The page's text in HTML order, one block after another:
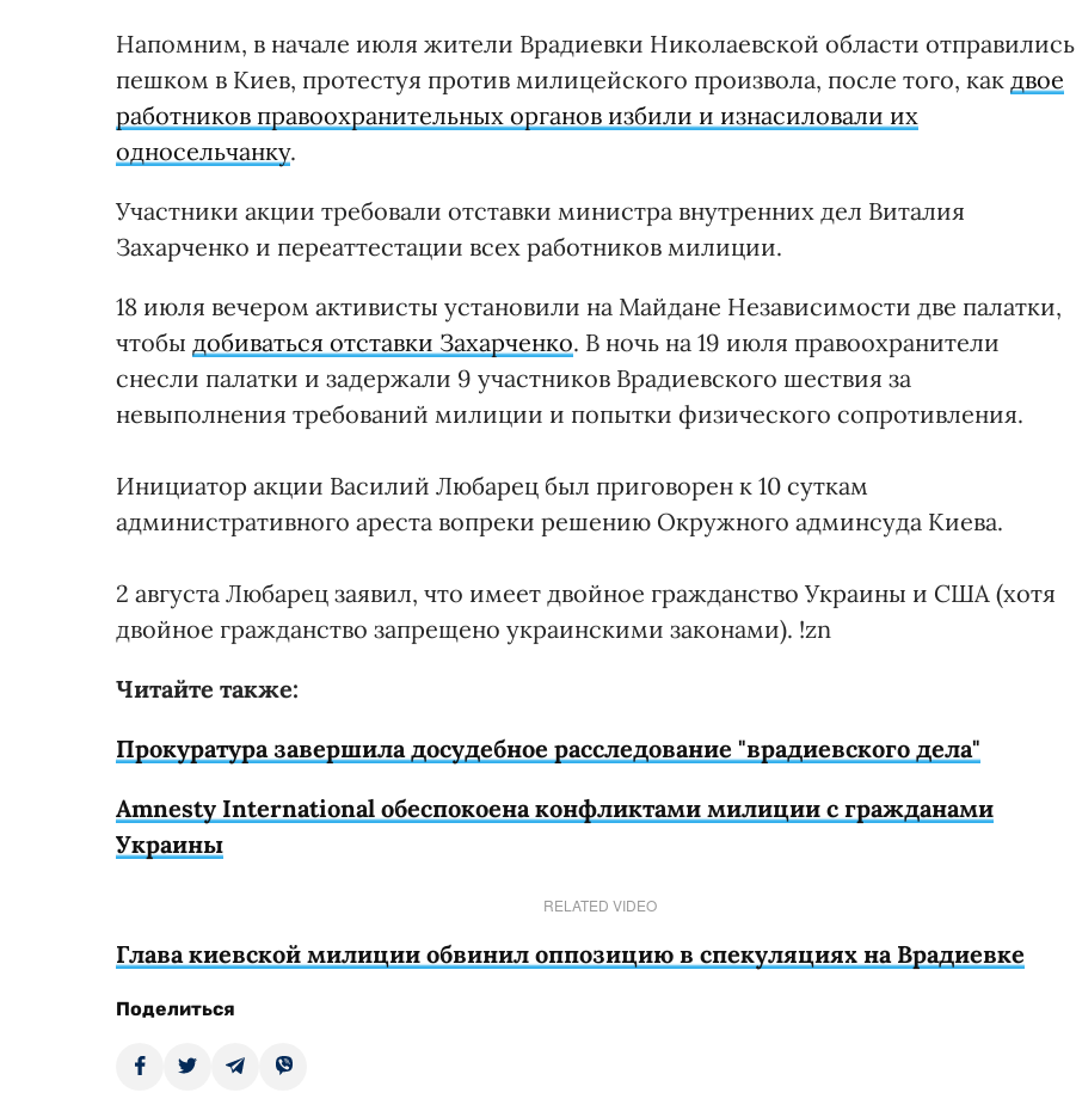
Напомним, в начале июля жители Врадиевки Николаевской области отправились
пешком в Киев, протестуя против милицейского произвола, после того, как двое
работников правоохранительных органов избили и изнасиловали их
односельчанку.
Участники акции требовали отставки министра внутренних дел Виталия
Захарченко и переаттестации всех работников милиции.
18 июля вечером активисты установили на Майдане Независимости две палатки,
чтобы добиваться отставки Захарченко. В ночь на 19 июля правоохранители
снесли палатки и задержали 9 участников Врадиевского шествия за
невыполнения требований милиции и попытки физического сопротивления.
Инициатор акции Василий Любарец был приговорен к 10 суткам
административного ареста вопреки решению Окружного админсуда Киева.
2 августа Любарец заявил, что имеет двойное гражданство Украины и США (хотя
двойное гражданство запрещено украинскими законами). !zn
Читайте также:
Прокуратура завершила досудебное расследование "врадиевского дела"
Amnesty International обеспокоена конфликтами милиции с гражданами
Украины
RELATED VIDEO
Глава киевской милиции обвинил оппозицию в спекуляциях на Врадиевке
Поделиться